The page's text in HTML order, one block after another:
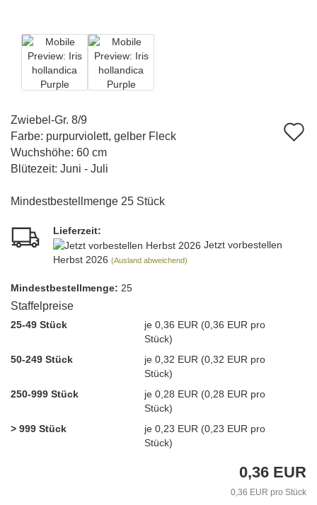
Zwiebel-Gr. 8/9
Farbe: purpurviolett, gelber Fleck
Wuchshöhe: 60 cm
Blütezeit: Juni - Juli
Mindestbestellmenge 25 Stück
Lieferzeit:
Jetzt vorbestellen
Herbst 2026 (Ausland abweichend)
Mindest­bestellmenge: 25
Staffelpreise
25-49 Stück
je 0,36 EUR (0,36 EUR pro
Stück)
50-249 Stück
je 0,32 EUR (0,32 EUR pro
Stück)
250-999 Stück
je 0,28 EUR (0,28 EUR pro
Stück)
> 999 Stück
je 0,23 EUR (0,23 EUR pro
Stück)
0,36 EUR
0,36 EUR pro Stück